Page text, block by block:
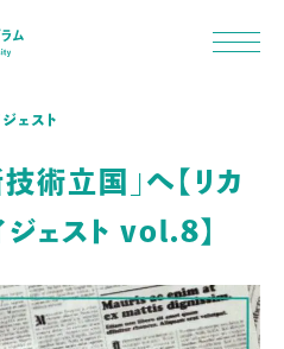
ェスト
術立国」へ【リカ
ジェスト vol.8】